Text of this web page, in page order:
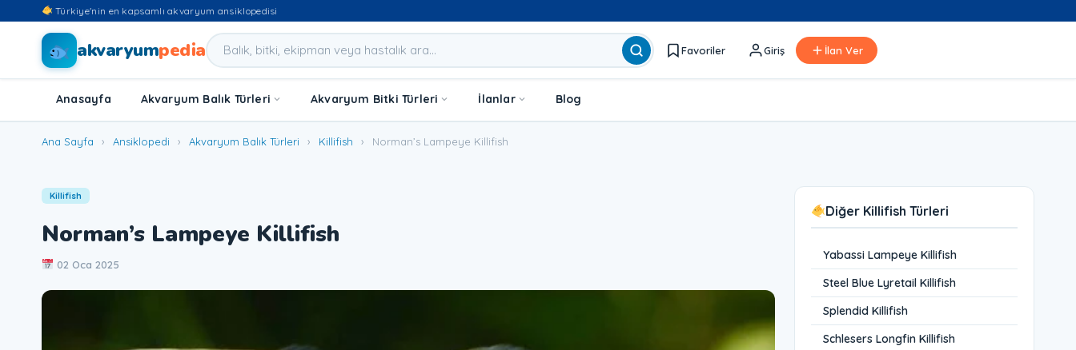
Türkiye'nin en kapsamlı akvaryum ansiklopedisi
akvaryumpedia Favoriler Giriş İlan Ver
Anasayfa Akvaryum Balık Türleri Akvaryum Bitki Türleri İlanlar Blog
Ana Sayfa › Ansiklopedi › Akvaryum Balık Türleri › Killifish › Norman’s Lampeye Killifish
Killifish
Norman’s Lampeye Killifish
02 Oca 2025
Diğer Killifish Türleri
Yabassi Lampeye Killifish
Steel Blue Lyretail Killifish
Splendid Killifish
Schlesers Longfin Killifish